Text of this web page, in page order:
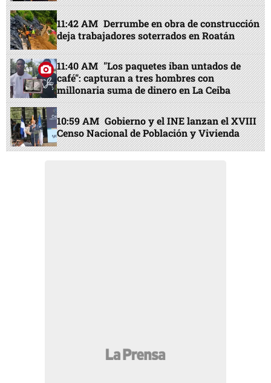
11:42 AM Derrumbe en obra de construcción
deja trabajadores soterrados en Roatán
11:40 AM "Los paquetes iban untados de
café": capturan a tres hombres con
millonaria suma de dinero en La Ceiba
10:59 AM Gobierno y el INE lanzan el XVIII
Censo Nacional de Población y Vivienda